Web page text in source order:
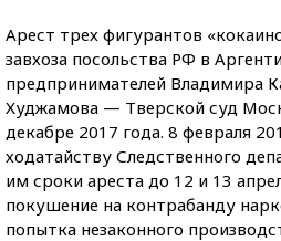
Арест трех фигурантов
завхоза посольства РФ в
предпринимателей Владимира
Худжамова — Тверской суд
декабре 2017 года. 8 февраля
ходатайству Следственного
им сроки ареста до 12 и 13
покушение на контрабанду
попытка незаконного